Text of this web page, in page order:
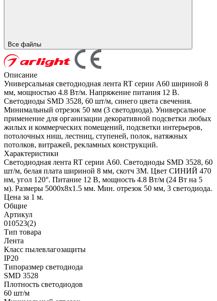
Все файлы
Описание
Универсальная светодиодная лента RT серии A60 шириной 8
мм, мощностью 4.8 Вт/м. Напряжение питания 12 В.
Светодиоды SMD 3528, 60 шт/м, синего цвета свечения.
Минимальный отрезок 50 мм (3 светодиода). Универсальное
применение для организации декоративной подсветки любых
жилых и коммерческих помещений, подсветки интерьеров,
потолочных ниш, лестниц, ступеней, полок, натяжных
потолков, витражей, рекламных конструкций.
Характеристики
Светодиодная лента RT серии A60. Светодиоды SMD 3528, 60
шт/м, белая плата шириной 8 мм, скотч 3M. Цвет СИНИЙ 470
нм, угол 120°. Питание 12 В, мощность 4.8 Вт/м (24 Вт на 5
м). Размеры 5000x8x1.5 мм. Мин. отрезок 50 мм, 3 светодиода.
Цена за 1 м.
Общие
Артикул
010523(2)
Тип товара
Лента
Класс пылевлагозащиты
IP20
Типоразмер светодиода
SMD 3528
Плотность светодиодов
60 шт/м